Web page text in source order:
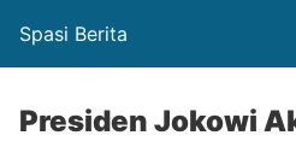
Spasi Berita
Presiden Jokowi